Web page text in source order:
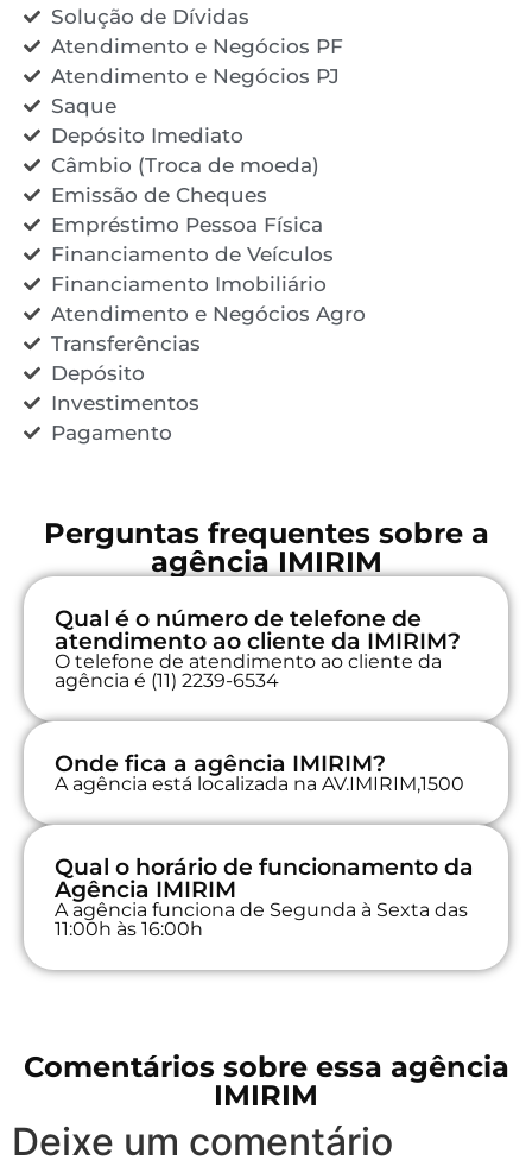
Solução de Dívidas
Atendimento e Negócios PF
Atendimento e Negócios PJ
Saque
Depósito Imediato
Câmbio (Troca de moeda)
Emissão de Cheques
Empréstimo Pessoa Física
Financiamento de Veículos
Financiamento Imobiliário
Atendimento e Negócios Agro
Transferências
Depósito
Investimentos
Pagamento
Perguntas frequentes sobre a
agência IMIRIM
Qual é o número de telefone de
atendimento ao cliente da IMIRIM?
O telefone de atendimento ao cliente da
agência é (11) 2239-6534
Onde fica a agência IMIRIM?
A agência está localizada na AV.IMIRIM,1500
Qual o horário de funcionamento da
Agência IMIRIM
A agência funciona de Segunda à Sexta das
11:00h às 16:00h
Comentários sobre essa agência
IMIRIM
Deixe um comentário